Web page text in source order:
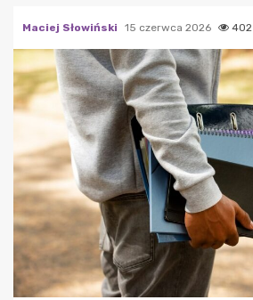
Maciej Słowiński 15 czerwca 2026 402